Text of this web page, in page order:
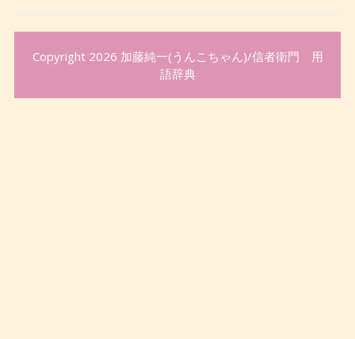
Copyright 2026 加藤純一(うんこちゃん)/信者衛門 用
語辞典